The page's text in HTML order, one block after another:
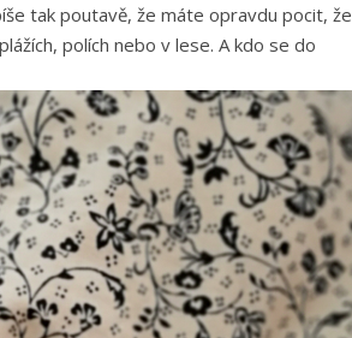
tak poutavě, že máte opravdu pocit, že
polích nebo v lese. A kdo se do